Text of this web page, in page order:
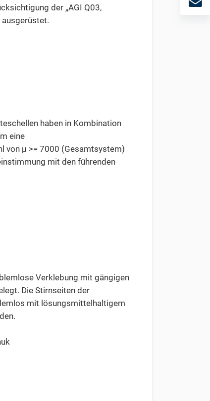
der „AGI Q03,
haben in Kombination
eine
von μ >= 7000 (Gesamtsystem)
mit den führenden
Verklebung mit gängigen
Die Stirnseiten der
mit lösungsmittelhaltigem